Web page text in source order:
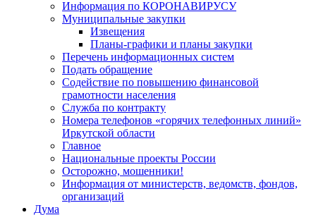
Информация по КОРОНАВИРУСУ
Муниципальные закупки
Извещения
Планы-графики и планы закупки
Перечень информационных систем
Подать обращение
Содействие по повышению финансовой
грамотности населения
Служба по контракту
Номера телефонов «горячих телефонных линий»
Иркутской области
Главное
Национальные проекты России
Осторожно, мошенники!
Информация от министерств, ведомств, фондов,
организаций
Дума